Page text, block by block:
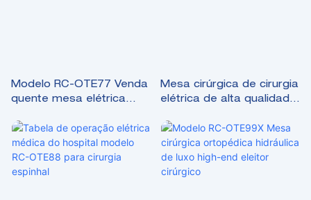
Modelo RC-OTE77 Venda
quente mesa elétrica
hospitalar
Mesa cirúrgica de cirurgia
elétrica de alta qualidade